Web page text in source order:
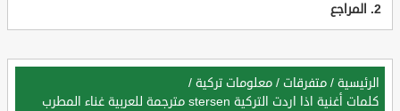
المراجع
الرئيسية / متفرقات / معلومات تركية /
كلمات أغنية اذا اردت التركية stersen مترجمة للعربية غناء المطرب